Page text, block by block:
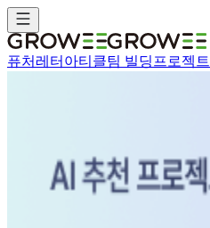
퓨처레터 아티클팀 빌딩 프로젝트